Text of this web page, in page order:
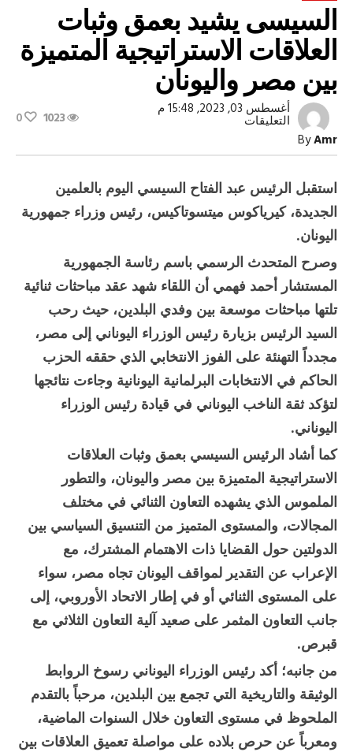
السيسى يشيد بعمق وثبات
العلاقات الاستراتيجية المتميزة
بين مصر واليونان
ByAmr
أغسطس 03, 2023, 15:48 م
التعليقاتعلى
بعمق
العلاقات
الاستراتيجية
المتميزة
بين
مغلقة
1023
0
استقبل الرئيس عبد الفتاح السيسي اليوم بالعلمين
الجديدة، كيرياكوس ميتسوتاكيس، رئيس وزراء جمهورية
اليونان.
وصرح المتحدث الرسمي باسم رئاسة الجمهورية
المستشار أحمد فهمي أن اللقاء شهد عقد مباحثات ثنائية
تلتها مباحثات موسعة بين وفدي البلدين، حيث رحب
السيد الرئيس بزيارة رئيس الوزراء اليوناني إلى مصر،
مجدداً التهنئة على الفوز الانتخابي الذي حققه الحزب
الحاكم في الانتخابات البرلمانية اليونانية وجاءت نتائجها
لتؤكد ثقة الناخب اليوناني في قيادة رئيس الوزراء
اليوناني.
كما أشاد الرئيس السيسي بعمق وثبات العلاقات
الاستراتيجية المتميزة بين مصر واليونان، والتطور
الملموس الذي يشهده التعاون الثنائي في مختلف
المجالات، والمستوى المتميز من التنسيق السياسي بين
الدولتين حول القضايا ذات الاهتمام المشترك، مع
الإعراب عن التقدير لمواقف اليونان تجاه مصر، سواء
على المستوى الثنائي أو في إطار الاتحاد الأوروبي، إلى
جانب التعاون المثمر على صعيد آلية التعاون الثلاثي مع
قبرص.
من جانبه؛ أكد رئيس الوزراء اليوناني رسوخ الروابط
الوثيقة والتاريخية التي تجمع بين البلدين، مرحباً بالتقدم
الملحوظ في مستوى التعاون خلال السنوات الماضية،
ومعرباً عن حرص بلاده على مواصلة تعميق العلاقات بين